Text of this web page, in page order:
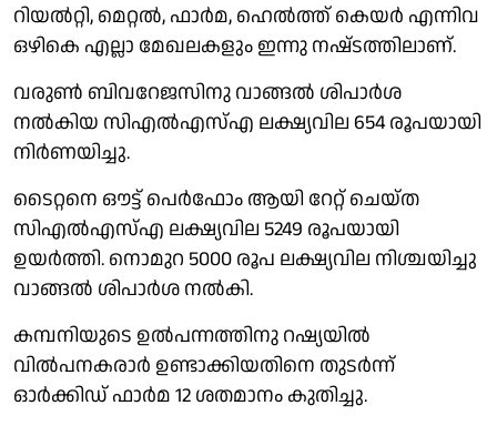
റിയൽറ്റി, മെറ്റൽ, ഫാർമ, ഹെൽത്ത് കെയർ എന്നിവ
ഒഴികെ എല്ലാ മേഖലകളും ഇന്നു നഷ്‌ടത്തിലാണ്.
വരുൺ ബിവറേജസിനു വാങ്ങൽ ശിപാർശ
നൽകിയ സിഎൽഎസ്എ ലക്ഷ്യവില 654 രൂപയായി
നിർണയിച്ചു.
ടൈറ്റനെ ഔട്ട് പെർഫോം ആയി റേറ്റ് ചെയ്ത
സിഎൽഎസ്എ ലക്ഷ്യവില 5249 രൂപയായി
ഉയർത്തി. നൊമുറ 5000 രൂപ ലക്ഷ്യവില നിശ്ചയിച്ചു
വാങ്ങൽ ശിപാർശ നൽകി.
കമ്പനിയുടെ ഉൽപന്നത്തിനു റഷ്യയിൽ
വിൽപനകരാർ ഉണ്ടാക്കിയതിനെ തുടർന്ന്
ഓർക്കിഡ് ഫാർമ 12 ശതമാനം കുതിച്ചു.